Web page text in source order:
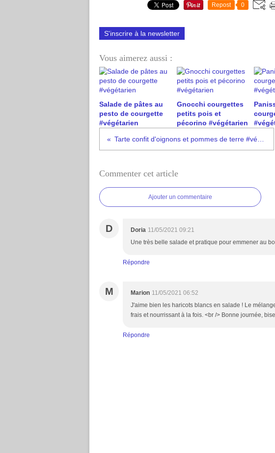
Repost 0
S'inscrire à la newsletter
Vous aimerez aussi :
Salade de pâtes au
pesto de courgette
#végétarien
Gnocchi courgettes
petits pois et
pécorino #végétarien
Commenter cet article
Ajouter un commentaire
D Doria 11/05/2021 09:21
Une très belle salade et pratique pour emmener au
Répondre
M Marion 11/05/2021 06:52
J'aime bien les haricots blancs en salade ! Le
frais et nourrissant à la fois. <br /> Bonne journée,
Répondre